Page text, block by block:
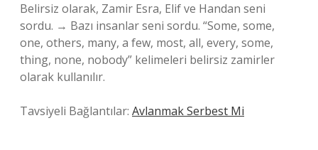
Belirsiz olarak, Zamir Esra, Elif ve Handan seni
sordu. → Bazı insanlar seni sordu. “Some, some,
one, others, many, a few, most, all, every, some,
thing, none, nobody” kelimeleri belirsiz zamirler
olarak kullanılır.
Tavsiyeli Bağlantılar: Avlanmak Serbest Mi